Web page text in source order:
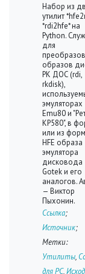
Набор из
утилит
*rdi2hfe* на
Python.
для
образов
РК ДОС (rdi,
rkdisk),
эмуляторах
Emu80 и
КР580", в
или из
HFE образа
эмулятора
дисковода
Gotek и его
аналогов.
— Виктор
Пыхонин.
Ссылка;
Источник;
Метки:
Утилиты,
для PC,